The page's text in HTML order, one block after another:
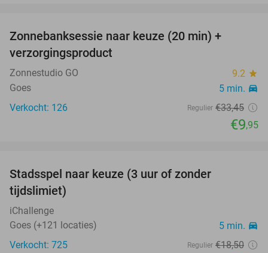
Zonnebanksessie naar keuze (20 min) +
verzorgingsproduct
Zonnestudio GO 9.2 star
Goes 5 min. directions_car
Verkocht: 126 Regulier €33,45
€9,95
Stadsspel naar keuze (3 uur of zonder
tijdslimiet)
iChallenge
Goes (+121 locaties)
5 min. directions_car
Verkocht: 725 Regulier €18,50